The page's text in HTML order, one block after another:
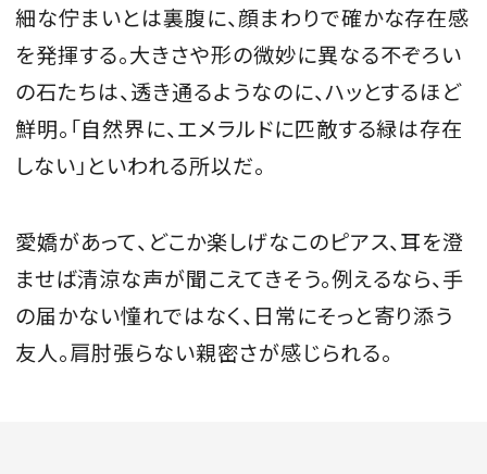
MAGAZINE
SPUR 2026 JULY
2026年9月号
最新号を試し読み
細な佇まいとは裏腹に、顔まわりで確かな存在感
を発揮する。大きさや形の微妙に異なる不ぞろい
の石たちは、透き通るようなのに、ハッとするほど
鮮明。「自然界に、エメラルドに匹敵する緑は存在
しない」といわれる所以だ。
愛嬌があって、どこか楽しげなこのピアス、耳を澄
ませば清涼な声が聞こえてきそう。例えるなら、手
の届かない憧れではなく、日常にそっと寄り添う
友人。肩肘張らない親密さが感じられる。